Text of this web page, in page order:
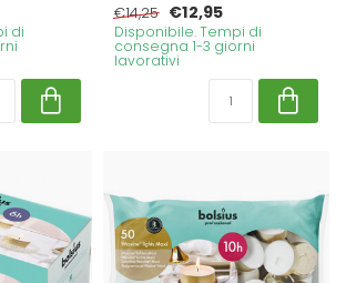
di
€14,25 €12,95
Disponibile. Tempi di
consegna 1-3 giorni
lavorativi